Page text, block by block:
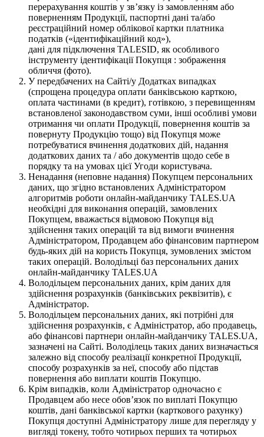
перерахування коштів у зв’язку із замовленням або
поверненням Продукції, паспортні дані та/або
реєстраційний номер облікової картки платника
податків («ідентифікаційний код»),
дані для підключення TALESID, як особливого
інструменту ідентифікації Покупця : зображення
обличчя (фото).
У передбачених на Сайті/у Додатках випадках
(спрощена процедура оплати банківською карткою,
оплата частинами (в кредит), готівкою, з перевищенням
встановленої законодавством суми, інші особливі умови
отримання чи оплати Продукції, повернення коштів за
повернуту Продукцію тощо) від Покупця може
потребуватися вчинення додаткових дій, надання
додаткових даних та / або документів щодо себе в
порядку та на умовах цієї Угоди користувача.
Ненадання (неповне надання) Покупцем персональних
даних, що згідно встановлених Адміністратором
алгоритмів роботи онлайн-майданчику TALES.UA
необхідні для виконання операцій, замовлених
Покупцем, вважається відмовою Покупця від
здійснення таких операцій та від вимоги вчинення
Адміністратором, Продавцем або фінансовим партнером
будь-яких дій на користь Покупця, зумовлених змістом
таких операцій. Володільці баз персональних даних
онлайн-майданчику TALES.UA
Володільцем персональних даних, крім даних для
здійснення розрахунків (банківських реквізитів), є
Адміністратор.
Володільцем персональних даних, які потрібні для
здійснення розрахунків, є Адміністратор, або продавець,
або фінансові партнери онлайн-майданчику TALES.UA,
зазначені на Сайті. Володілець таких даних визначається
залежно від способу реалізації конкретної Продукції,
способу розрахунків за неї, способу або підстав
повернення або виплати коштів Покупцю.
Крім випадків, коли Адміністратор одночасно є
Продавцем або несе обов’язок по виплаті Покупцю
коштів, дані банківської картки (карткового рахунку)
Покупця доступні Адміністратору лише для перегляду у
вигляді токену, тобто чотирьох перших та чотирьох